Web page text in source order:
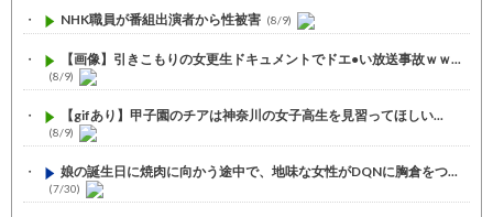
NHK職員が番組出演者から性被害 (8/9)
【画像】引きこもりの女更生ドキュメントでドエ●い放送事故ｗｗ...
(8/9)
【gifあり】甲子園のチアは神奈川の女子高生を見習ってほしい...
(8/9)
娘の誕生日に焼肉に向かう途中で、地味な女性がDQNに胸倉をつ...
(7/30)